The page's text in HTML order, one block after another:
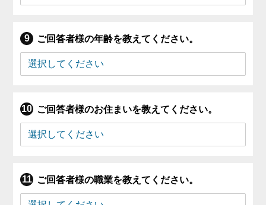
ご回答者様の年齢を教えてください。
ご回答者様のお住まいを教えてください。
ご回答者様の職業を教えてください。